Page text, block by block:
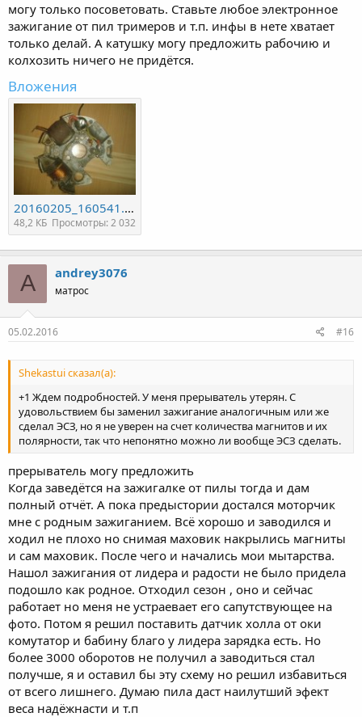
могу только посоветовать. Ставьте любое электронное
зажигание от пил тримеров и т.п. инфы в нете хватает
только делай. А катушку могу предложить рабочию и
колхозить ничего не придётся.
Вложения
20160205_160541.jpg
48,2 КБ Просмотры: 2 032
A andrey3076
матрос
05.02.2016 #16
Shekastui сказал(а):
+1 Ждем подробностей. У меня прерыватель утерян. С
удовольствием бы заменил зажигание аналогичным или же
сделал ЭСЗ, но я не уверен на счет количества магнитов и их
полярности, так что непонятно можно ли вообще ЭСЗ сделать.
прерыватель могу предложить
Когда заведётся на зажигалке от пилы тогда и дам
полный отчёт. А пока предыстории достался моторчик
мне с родным зажиганием. Всё хорошо и заводился и
ходил не плохо но снимая маховик накрылись магниты
и сам маховик. После чего и начались мои мытарства.
Нашол зажигания от лидера и радости не было придела
подошло как родное. Отходил сезон , оно и сейчас
работает но меня не устраевает его сапутствующее на
фото. Потом я решил поставить датчик холла от оки
комутатор и бабину благо у лидера зарядка есть. Но
более 3000 оборотов не получил а заводиться стал
получше, я и оставил бы эту схему но решил избавиться
от всего лишнего. Думаю пила даст наилутший эфект
веса надёжнасти и т.п